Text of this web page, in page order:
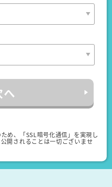
へ
め、「SSL暗号化通信」を実現し
開されることは一切ございませ